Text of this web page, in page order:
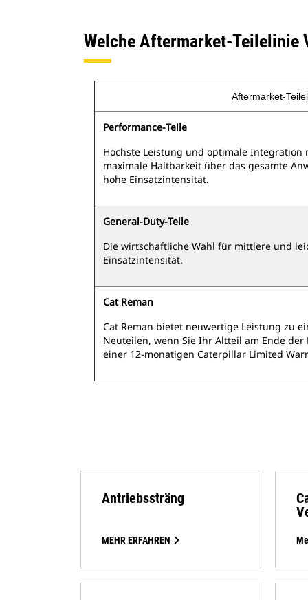
Welche Aftermarket‑Teilelinie
Performance‑Teile
Höchste Leistung und optimale
maximale Haltbarkeit über das gesamte
hohe Einsatzintensität.
General‑Duty‑Teile
Die wirtschaftliche Wahl für mittlere und
Einsatzintensität.
Cat Reman
Cat Reman bietet neuwertige Leistung zu
Neuteilen, wenn Sie Ihr Altteil am Ende
einer 12‑monatigen Caterpillar Limited
Antriebssträng
MEHR ERFAHREN